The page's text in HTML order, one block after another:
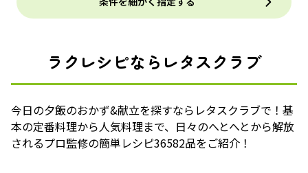
ラクレシピならレタスクラブ
今日の夕飯のおかず&献立を探すならレタスクラブで！基
本の定番料理から人気料理まで、日々のへとへとから解放
されるプロ監修の簡単レシピ36582品をご紹介！